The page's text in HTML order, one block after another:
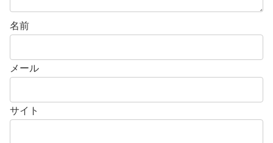
名前
メール
サイト